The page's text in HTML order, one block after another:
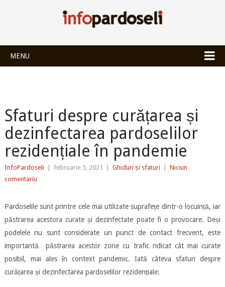
MENU
Sfaturi despre curățarea și
dezinfectarea pardoselilor
rezidențiale în pandemie
InfoPardoseli februarie 5, 2021 Ghiduri și sfaturi
Niciun
comentariu
Pardoselile sunt printre cele mai utilizate suprafețe dintr-o locuință, iar
păstrarea acestora curate și dezinfectate poate fi o provocare. Deși
podelele nu sunt considerate un punct de contact frecvent, este
importantă păstrarea acestor zone cu trafic ridicat cât mai curate
posibil, mai ales în context pandemic. Iată câteva sfaturi despre
curățarea și dezinfectarea pardoselilor rezidențiale: